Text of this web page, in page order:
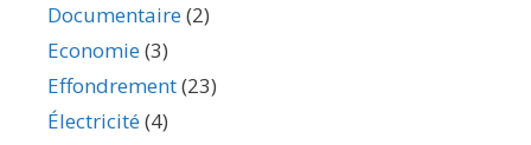
Documentaire(2)
Economie(3)
Effondrement(23)
Électricité(4)